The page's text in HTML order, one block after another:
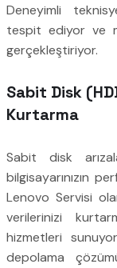
Deneyimli
tespit ediyor ve
gerçekleştiriyor.
Sabit Disk
Kurtarma
Sabit disk
bilgisayarınızın
Lenovo Servisi
verilerinizi
hizmetleri
depolama